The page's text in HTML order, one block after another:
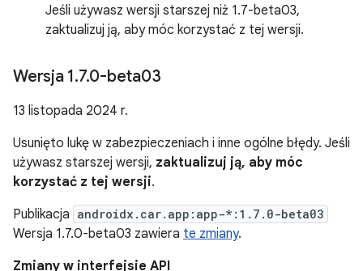
Jeśli używasz wersji starszej niż 1.7-beta03,
zaktualizuj ją, aby móc korzystać z tej wersji.
Wersja 1.7.0-beta03
13 listopada 2024 r.
Usunięto lukę w zabezpieczeniach i inne ogólne błędy. Jeśli
używasz starszej wersji, zaktualizuj ją, aby móc
korzystać z tej wersji.
Publikacja androidx.car.app:app-*:1.7.0-beta03
Wersja 1.7.0-beta03 zawiera te zmiany.
Zmiany w interfejsie API